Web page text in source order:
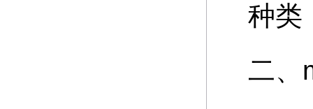
种类
二、